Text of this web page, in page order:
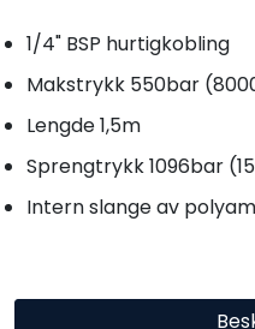
1/4" BSP hurtigkobling
Makstrykk 550bar
Lengde 1,5m
Sprengtrykk 1096bar
Intern slange av